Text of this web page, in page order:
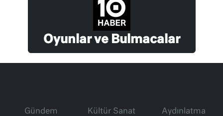
Oyunlar ve Bulmacalar
Gündem
Kültür Sanat
Aydınlatma